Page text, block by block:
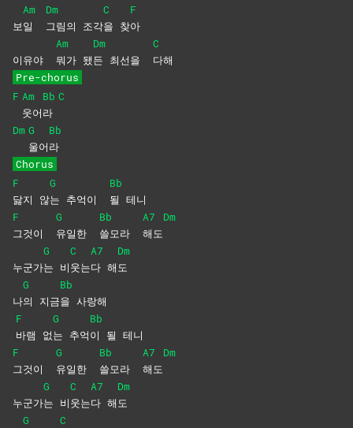
보
Am
일
Dm
그림의 조각
C
을 찾
F
아
이유야
Am
뭐가 됐
Dm
든 최선을
C
다해
Pre-chorus
F Am
웃어
Bb
라
C
Dm G
울어
Bb
라
Chorus
F
닳지 않
G
는 추억이
Bb
될 테니
F
그것이
G
유일한
Bb
쓸모라
A7
해도
Dm
누군가
G
는 비
C
웃는
A7
다 해
Dm
도
나
G
의 지금
Bb
을 사랑해
F
바램 없
G
는 추억
Bb
이 될 테니
F
그것이
G
유일한
Bb
쓸모라
A7
해도
Dm
누군가
G
는 비
C
웃는
A7
다 해
Dm
도
G
C